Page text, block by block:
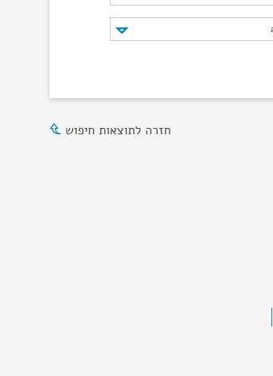
חזרה לתוצאות חיפוש